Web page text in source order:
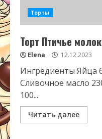
Торты
Торт Птичье
Elena 12.12.2023
Ингредиенты Яйца
Сливочное масло
100...
Читать далее